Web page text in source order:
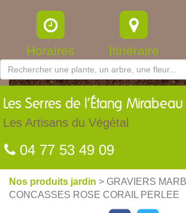
Horaires Itinéraire
Les Serres de l’Étang Mirabeau
Les Artisans du Végétal
04 77 53 49 09
Nos produits jardin > GRAVIERS
CONCASSES ROSE CORAIL PERLEE